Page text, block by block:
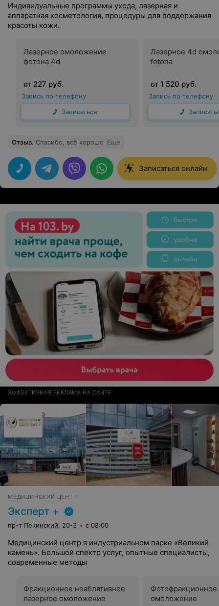
Индивидуальные программы ухода, лазерная и
аппаратная косметология, процедуры для поддержания
красоты кожи.
Лазерное омоложение
фотона 4d
от 227 руб.
Запись по телефону
Записаться
Лазерное 4d
fotona
от 1 520 руб.
Запись по телефону
Отзыв. Спасибо, всё хорошо Еще
Записаться онлайн
ЭФФЕКТИВНАЯ РЕКЛАМА НА САЙТЕ
МЕДИЦИНСКИЙ ЦЕНТР
Эксперт +
пр-т Пекинский, 20-3 с 08:00
Медицинский центр в индустриальном парке «Великий
камень». Большой спектр услуг, опытные специалисты,
современные методы
Фракционное неаблятивное
лазерное омоложение
Фотофракционное
омоложение